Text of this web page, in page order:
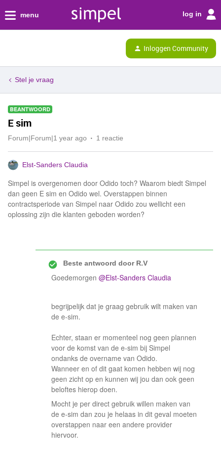
menu log in
Inloggen Community
Stel je vraag
BEANTWOORD
E sim
Forum|Forum|1 year ago 1 reactie
Elst-Sanders Claudia
Simpel is overgenomen door Odido toch? Waarom biedt Simpel
dan geen E sim en Odido wel. Overstappen binnen
contractsperiode van Simpel naar Odido zou wellicht een
oplossing zijn die klanten geboden worden?
Beste antwoord doorR.V
Goedemorgen ​ @Elst-Sanders Claudia
begrijpelijk dat je graag gebruik wilt maken van
de e-sim.
Echter, staan er momenteel nog geen plannen
voor de komst van de e-sim bij Simpel
ondanks de overname van Odido.
Wanneer en of dit gaat komen hebben wij nog
geen zicht op en kunnen wij jou dan ook geen
beloftes hierop doen.
Mocht je per direct gebruik willen maken van
de e-sim dan zou je helaas in dit geval moeten
overstappen naar een andere provider
hiervoor.